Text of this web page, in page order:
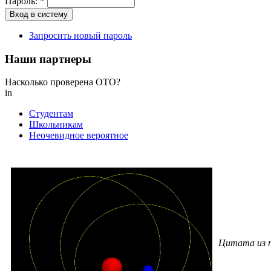
Запросить новый пароль
Наши партнеры
Насколько проверена ОТО?
in
Студентам
Школьникам
Неочевидное вероятное
Цитата из